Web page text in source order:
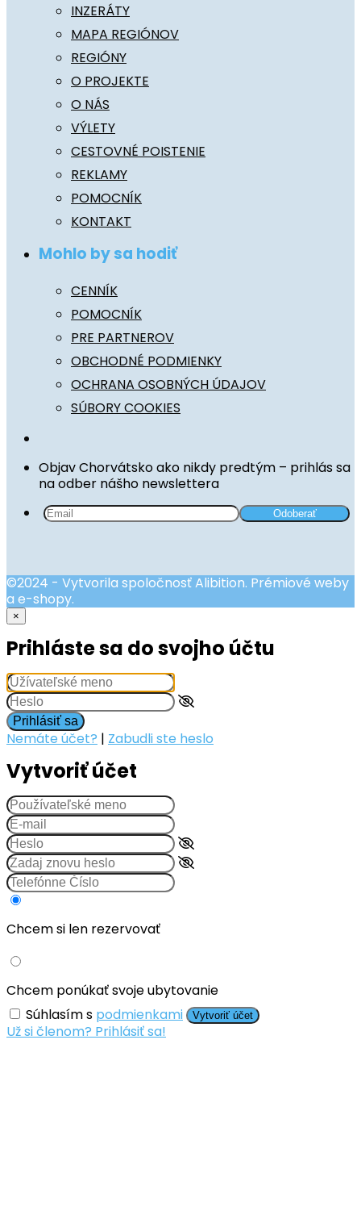
INZERÁTY
MAPA REGIÓNOV
REGIÓNY
O PROJEKTE
O NÁS
VÝLETY
CESTOVNÉ POISTENIE
REKLAMY
POMOCNÍK
KONTAKT
Mohlo by sa hodiť
CENNÍK
POMOCNÍK
PRE PARTNEROV
OBCHODNÉ PODMIENKY
OCHRANA OSOBNÝCH ÚDAJOV
SÚBORY COOKIES
Objav Chorvátsko ako nikdy predtým – prihlás sa
na odber nášho newslettera
©2024 - Vytvorila spoločnosť Alibition. Prémiové weby
a e-shopy.
×
Prihláste sa do svojho účtu
Prihlásiť sa
Nemáte účet? | Zabudli ste heslo
Vytvoriť účet
Chcem si len rezervovať
Chcem ponúkať svoje ubytovanie
Súhlasím s podmienkami Vytvoriť účet
Už si členom? Prihlásiť sa!